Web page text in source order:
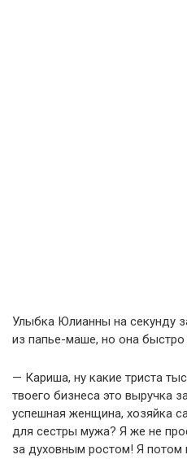
Улыбка Юлианны на секунду
из папье-маше, но она
— Кариша, ну какие триста
твоего бизнеса это выручка
успешная женщина, хозяйка
для сестры мужа? Я же не
за духовным ростом! Я потом